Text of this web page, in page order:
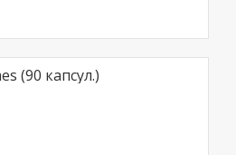
(90 капсул.)